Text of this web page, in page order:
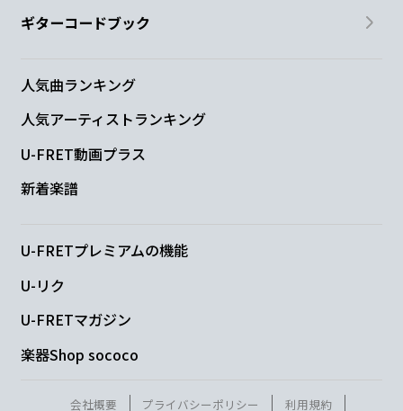
ギターコードブック
人気曲ランキング
人気アーティストランキング
U-FRET動画プラス
新着楽譜
U-FRETプレミアムの機能
U-リク
U-FRETマガジン
楽器Shop sococo
会社概要 プライバシーポリシー 利用規約